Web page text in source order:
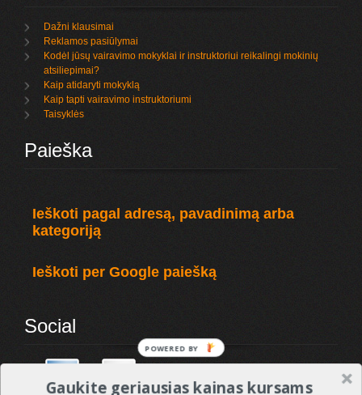
Dažni klausimai
Reklamos pasiūlymai
Kodėl jūsų vairavimo mokyklai ir instruktoriui reikalingi mokinių
atsiliepimai?
Kaip atidaryti mokyklą
Kaip tapti vairavimo instruktoriumi
Taisyklės
Paieška
Ieškoti pagal adresą, pavadinimą arba
kategoriją
Ieškoti per Google paiešką
Social
Gaukite geriausias kainas kursams
POWERED
BY